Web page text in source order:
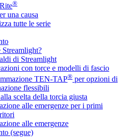
®
una causa
tutte le serie
Streamlight?
di Streamlight
con torce e modelli di fascio
TEN-TAP® per opzioni di
flessibili
scelta della torcia giusta
alle emergenze per i primi
alle emergenze
(segue)